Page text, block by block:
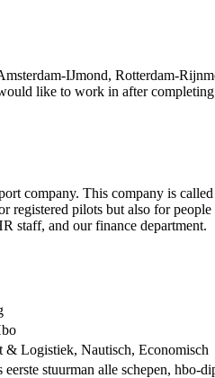
IJmond, Rotterdam-
like to work in after
company. This company is
pilots but also for
staff, and our finance department.
& Logistiek, Nautisch, Economisch
eerste stuurman alle schepen,